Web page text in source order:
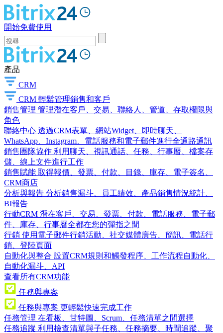
開始免費使用
產品
CRM
CRM 輕鬆管理銷售和客戶
銷售管理 管理潛在客戶、交易、聯絡人、管道、存取權限與
角色
聯絡中心 透過CRM表單、網站Widget、即時聊天、
WhatsApp、Instagram、電話服務和電子郵件進行全通路通訊
銷售團隊協作 利用聊天、視訊通話、任務、行事曆、檔案存
儲、線上文件進行工作
銷售賦能 取得報價、發票、付款、目錄、庫存、電子簽名、
CRM商店
分析與報告 分析銷售漏斗、員工績效、產品銷售情況統計、
BI報告
行動CRM 潛在客戶、交易、發票、付款、電話服務、電子郵
件、庫存、行事曆全都在您的彈指之間
行銷 使用電子郵件行銷活動、社交媒體廣告、簡訊、電話行
銷、登陸頁面
自動化與整合 設置CRM規則和觸發程序、工作流程自動化、
自動化漏斗、API
查看所有CRM功能
任務與專案
任務與專案 更輕鬆快速完成工作
任務管理 在看板、甘特圖、Scrum、任務清單之間選擇
任務追蹤 利用檢查清單與子任務、任務摘要、時間追蹤、聚